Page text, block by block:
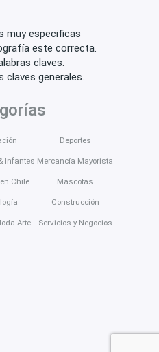
muy especificas
este correcta.
claves.
claves generales.
Infantes
Chile
Arte
Deportes
Mercancía Mayorista
Mascotas
Construcción
Servicios y Negocios